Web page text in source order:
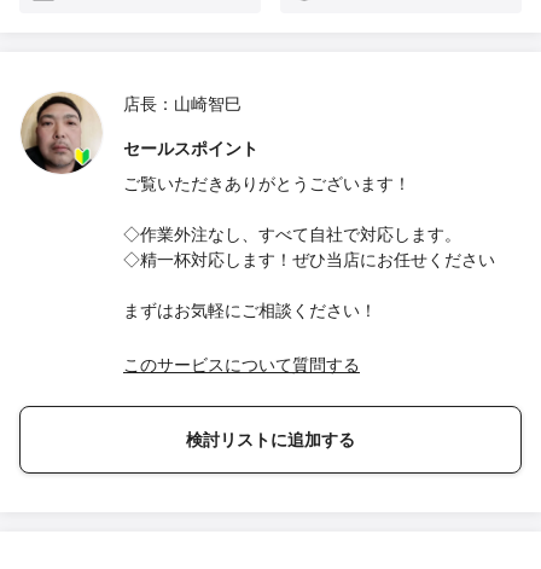
店長：山崎智巳
セールスポイント
ご覧いただきありがとうございます！
◇作業外注なし、すべて自社で対応します。
◇精一杯対応します！ぜひ当店にお任せください
まずはお気軽にご相談ください！
このサービスについて質問する
検討リストに追加する